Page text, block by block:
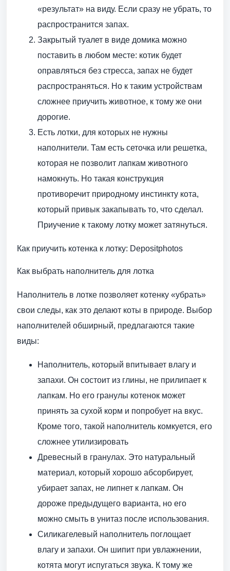
«результат» на виду. Если сразу не убрать, то
распространится запах.
Закрытый туалет в виде домика можно
поставить в любом месте: котик будет
оправляться без стресса, запах не будет
распространяться. Но к таким устройствам
сложнее приучить животное, к тому же они
дорогие.
Есть лотки, для которых не нужны
наполнители. Там есть сеточка или решетка,
которая не позволит лапкам животного
намокнуть. Но такая конструкция
противоречит природному инстинкту кота,
который привык закапывать то, что сделал.
Приучение к такому лотку может затянуться.
Как приучить котенка к лотку: Depositphotos
Как выбрать наполнитель для лотка
Наполнитель в лотке позволяет котенку «убрать»
свои следы, как это делают коты в природе. Выбор
наполнителей обширный, предлагаются такие
виды:
Наполнитель, который впитывает влагу и
запахи. Он состоит из глины, не прилипает к
лапкам. Но его гранулы котенок может
принять за сухой корм и попробует на вкус.
Кроме того, такой наполнитель комкуется, его
сложнее утилизировать
Древесный в гранулах. Это натуральный
материал, который хорошо абсорбирует,
убирает запах, не липнет к лапкам. Он
дороже предыдущего варианта, но его
можно смыть в унитаз после использования.
Силикагелевый наполнитель поглощает
влагу и запахи. Он шипит при увлажнении,
котята могут испугаться звука. К тому же